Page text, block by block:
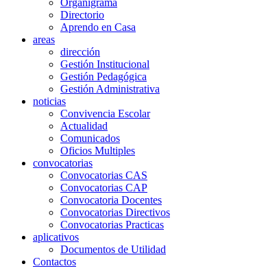
Directorio
Aprendo en Casa
areas
dirección
Gestión Institucional
Gestión Pedagógica
Gestión Administrativa
noticias
Convivencia Escolar
Actualidad
Comunicados
Oficios Multiples
convocatorias
Convocatorias CAS
Convocatorias CAP
Convocatoria Docentes
Convocatorias Directivos
Convocatorias Practicas
aplicativos
Documentos de Utilidad
Contactos